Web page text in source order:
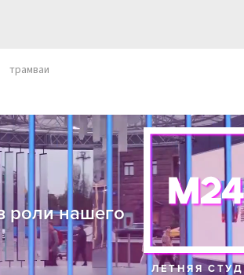
трамваи